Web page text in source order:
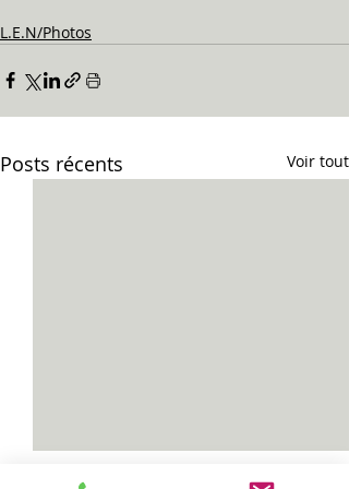
L.E.N/Photos
Posts récents Voir tout